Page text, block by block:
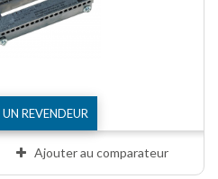
REVENDEUR
Ajouter au comparateur